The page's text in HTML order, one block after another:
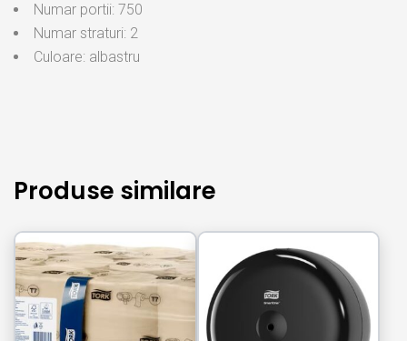
Numar portii: 750
Numar straturi: 2
Culoare: albastru
Produse similare